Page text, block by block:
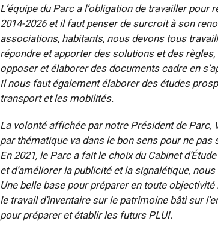
L’équipe du Parc a l’obligation de travailler
2014-2026 et il faut penser de surcroit à son
associations, habitants, nous devons tous
répondre et apporter des solutions et des
opposer et élaborer des documents cadre en
Il nous faut également élaborer des études
transport et les mobilités.
La volonté affichée par notre Président de
par thématique va dans le bon sens pour ne
En 2021, le Parc a fait le choix du Cabinet
et d’améliorer la publicité et la signalétique,
Une belle base pour préparer en toute
le travail d’inventaire sur le patrimoine bâti sur
pour préparer et établir les futurs PLUI.